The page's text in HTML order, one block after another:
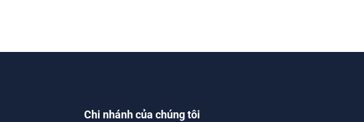
Chi nhánh của chúng tôi